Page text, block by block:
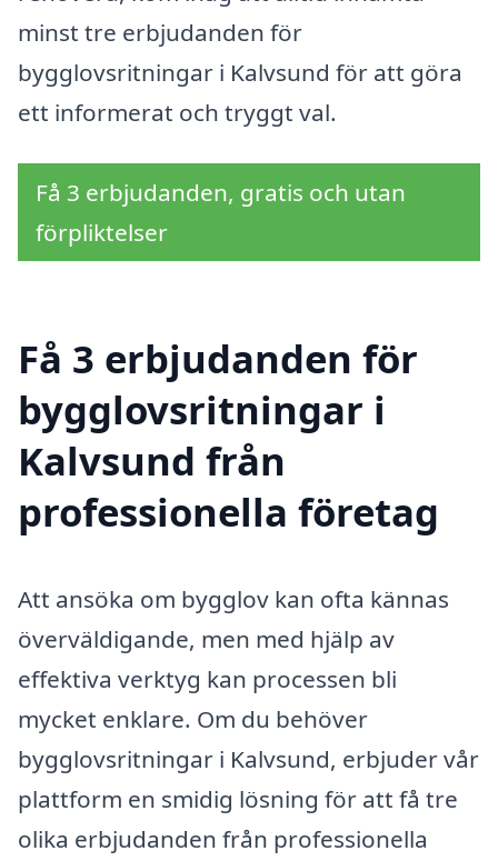
minst tre erbjudanden för
bygglovsritningar i Kalvsund för att göra
ett informerat och tryggt val.
Få 3 erbjudanden, gratis och utan
förpliktelser
Få 3 erbjudanden för
bygglovsritningar i
Kalvsund från
professionella företag
Att ansöka om bygglov kan ofta kännas
överväldigande, men med hjälp av
effektiva verktyg kan processen bli
mycket enklare. Om du behöver
bygglovsritningar i Kalvsund, erbjuder vår
plattform en smidig lösning för att få tre
olika erbjudanden från professionella